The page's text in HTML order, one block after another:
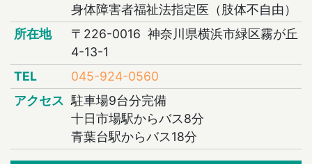
身体障害者福祉法指定医（肢体不自由）
所在地
〒226-0016 神奈川県横浜市緑区霧が丘
4-13-1
TEL
045-924-0560
アクセス 駐車場9台分完備
十日市場駅からバス8分
青葉台駅からバス18分